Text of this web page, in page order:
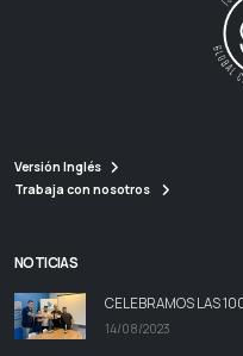
Versión Inglés
Trabaja con nosotros
NOTICIAS
CELEBRAMOS LAS
14/08/2023